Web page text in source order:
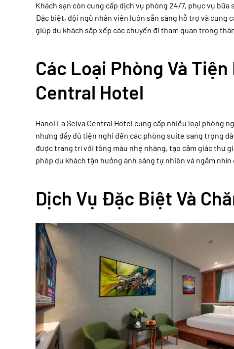
Khách sạn còn cung cấp dịch vụ phòng 24/7, phục vụ
Đặc biệt, đội ngũ nhân viên luôn sẵn sàng hỗ trợ và
giúp du khách sắp xếp các chuyến đi tham quan trong
Các Loại Phòng Và
Central Hotel
Hanoi La Selva Central Hotel cung cấp nhiều loại phòng
nhưng đầy đủ tiện nghi đến các phòng suite sang trọng
được trang trí với tông màu nhẹ nhàng, tạo cảm giác thư
phép du khách tận hưởng ánh sáng tự nhiên và ngắm
Dịch Vụ Đặc Biệt Và